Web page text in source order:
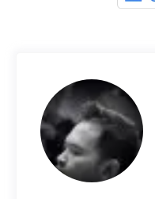
k
r
e
s
t
h
A
p
p